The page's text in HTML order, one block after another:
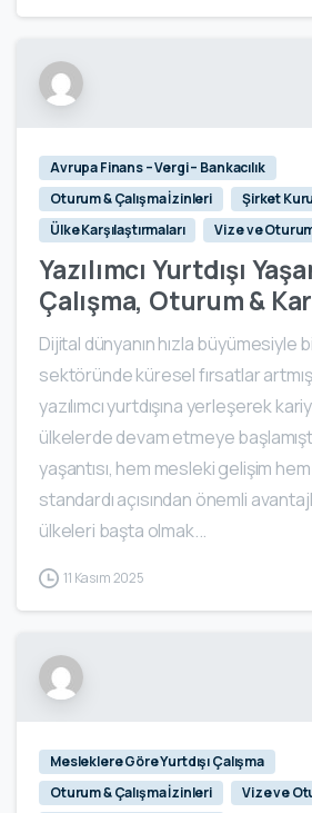
Avrupa Finans – Vergi – Bankacılık
Oturum & Çalışma İzinleri
Şirket
Ülke Karşılaştırmaları
Vize ve
Yazılımcı Yurtdışı
Çalışma, Oturum &
Dijital dünyanın hızla büyümesiyle
sektöründe küresel fırsatlar
yazılımcı yurtdışına yerleşerek
ülkelerde devam etmeye
yaşantısı, hem mesleki gelişim
standardı açısından önemli
ülkeleri başta olmak...
11 Kasım 2025
Mesleklere Göre Yurtdışı Çalışma
Oturum & Çalışma İzinleri
Vize ve